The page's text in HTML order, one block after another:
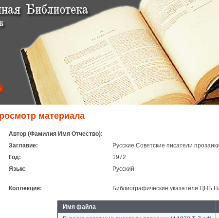
материала
Автор (Фамилия Имя Отчество):
Заглавие:
Русские Советские писатели
Год:
1972
Язык:
Русский
Коллекция: Библиографические указатели ЦНБ
Имя файла